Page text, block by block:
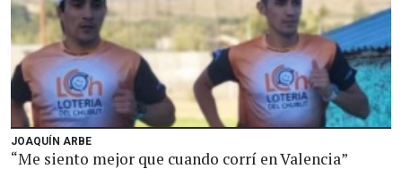
JOAQUÍN ARBE
“Me siento mejor que cuando corrí en Valencia”